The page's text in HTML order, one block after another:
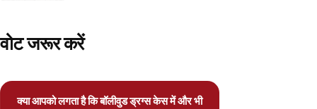
वोट जरूर करें
क्या आपको लगता है कि बॉलीवुड ड्रग्स केस में और भी